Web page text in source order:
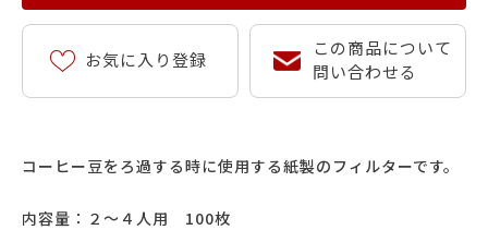
お気に入り登録
この商品について
問い合わせる
コーヒー豆をろ過する時に使用する紙製のフィルターです。
内容量：２～４人用 100枚